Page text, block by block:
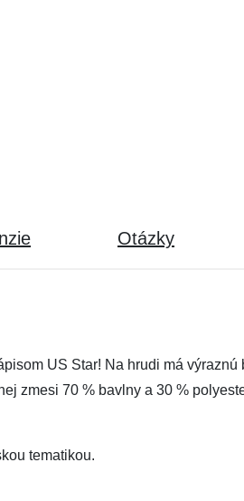
Otázky
US Star! Na hrudi má
zmesi 70 % bavlny a 30 %
tematikou.